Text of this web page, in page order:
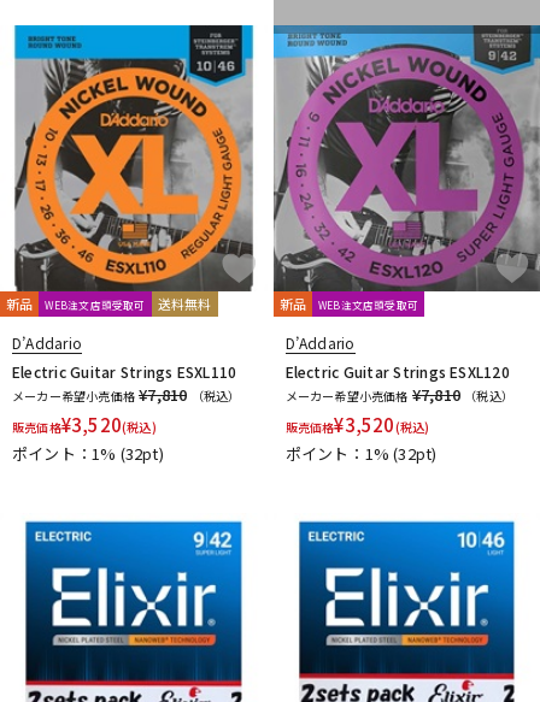
新品 WEB注文店頭受取可 送料無料
D’Addario
Electric Guitar Strings ESXL110
メーカー希望小売価格 ¥7,810
（税込）
販売価格¥3,520(税込)
ポイント：1% (32pt)
新品 WEB注文店頭受取可
D’Addario
Electric Guitar Strings ESXL120
メーカー希望小売価格 ¥7,810
（税込）
販売価格¥3,520(税込)
ポイント：1%(32pt)